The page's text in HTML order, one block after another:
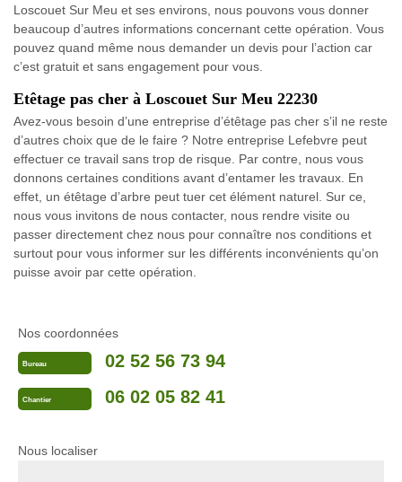
Loscouet Sur Meu et ses environs, nous pouvons vous donner
beaucoup d’autres informations concernant cette opération. Vous
pouvez quand même nous demander un devis pour l’action car
c’est gratuit et sans engagement pour vous.
Etêtage pas cher à Loscouet Sur Meu 22230
Avez-vous besoin d’une entreprise d’étêtage pas cher s’il ne reste
d’autres choix que de le faire ? Notre entreprise Lefebvre peut
effectuer ce travail sans trop de risque. Par contre, nous vous
donnons certaines conditions avant d’entamer les travaux. En
effet, un étêtage d’arbre peut tuer cet élément naturel. Sur ce,
nous vous invitons de nous contacter, nous rendre visite ou
passer directement chez nous pour connaître nos conditions et
surtout pour vous informer sur les différents inconvénients qu’on
puisse avoir par cette opération.
Nos coordonnées
Bureau 02 52 56 73 94
Chantier 06 02 05 82 41
Nous localiser